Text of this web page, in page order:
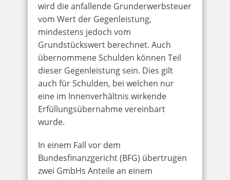
wird die anfallende Grunderwerbsteuer
vom Wert der Gegenleistung,
mindestens jedoch vom
Grundstückswert berechnet. Auch
übernommene Schulden können Teil
dieser Gegenleistung sein. Dies gilt
auch für Schulden, bei welchen nur
eine im Innenverhältnis wirkende
Erfüllungsübernahme vereinbart
wurde.
In einem Fall vor dem
Bundesfinanzgericht (BFG) übertrugen
zwei GmbHs Anteile an einem